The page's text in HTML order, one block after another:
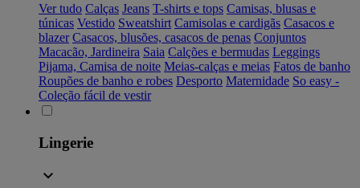
Ver tudo Calças Jeans T-shirts e tops Camisas, blusas e
túnicas Vestido Sweatshirt Camisolas e cardigãs Casacos e
blazer Casacos, blusões, casacos de penas Conjuntos
Macacão, Jardineira Saia Calções e bermudas Leggings
Pijama, Camisa de noite Meias-calças e meias Fatos de banho
Roupões de banho e robes Desporto Maternidade So easy -
Coleção fácil de vestir
Lingerie